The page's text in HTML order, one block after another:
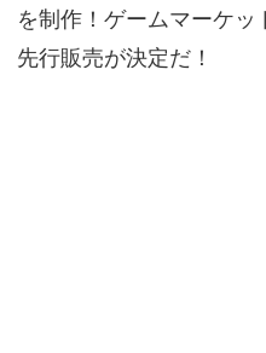
を制作！ゲームマーケ
先行販売が決定だ！